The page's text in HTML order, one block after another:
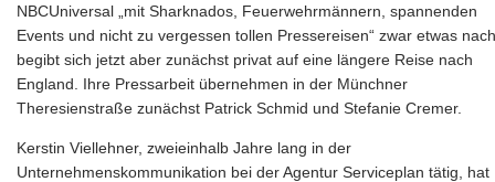
NBCUniversal „mit Sharknados, Feuerwehrmännern, spannenden
Events und nicht zu vergessen tollen Pressereisen“ zwar etwas
begibt sich jetzt aber zunächst privat auf eine längere Reise nach
England. Ihre Pressarbeit übernehmen in der Münchner
Theresienstraße zunächst Patrick Schmid und Stefanie Cremer.
Kerstin Viellehner, zweieinhalb Jahre lang in der
Unternehmenskommunikation bei der Agentur Serviceplan tätig, hat